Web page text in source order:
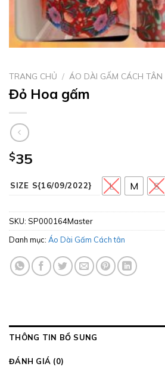
TRANG CHỦ / ÁO DÀI GẤM CÁCH TÂN
Đỏ Hoa gấm
$35
SIZE S{16/09/2022} L M S
SKU: SP000164Master
Danh mục: Áo Dài Gấm Cách tân
THÔNG TIN BỔ SUNG
ĐÁNH GIÁ (0)